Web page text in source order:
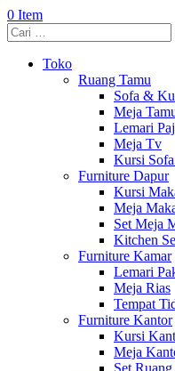
0 Item
Toko
Ruang Tamu
Sofa &
Meja
Lemari
Meja Tv
Kursi
Furniture Dapur
Kursi
Meja
Set Meja
Kitchen
Furniture Kamar
Lemari
Meja Rias
Tempat
Furniture Kantor
Kursi
Meja
Set